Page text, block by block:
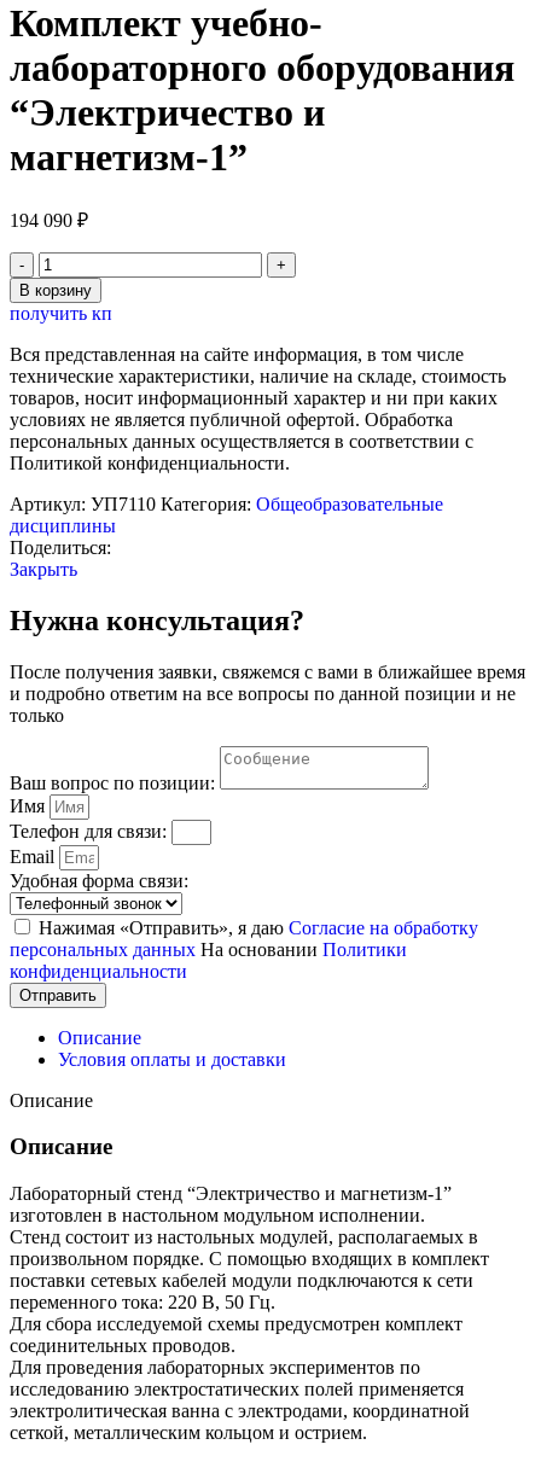
Комплект учебно-
лабораторного оборудования
“Электричество и
магнетизм-1”
194 090 ₽
Количество
товара
Комплект
учебно-
лабораторного
оборудования
"Электричество
и
магнетизм-1"
В корзину
получить кп
Вся представленная на сайте информация, в том числе
технические характеристики, наличие на складе, стоимость
товаров, носит информационный характер и ни при каких
условиях не является публичной офертой. Обработка
персональных данных осуществляется в соответствии с
Политикой конфиденциальности.
Артикул: УП7110 Категория: Общеобразовательные
дисциплины
Поделиться:
Закрыть
Нужна консультация?
После получения заявки, свяжемся с вами в ближайшее время
и подробно ответим на все вопросы по данной позиции и не
только
Ваш вопрос по позиции:
Имя
Телефон для связи:
Email
Удобная форма связи:
Нажимая «Отправить», я даю Согласие на обработку
персональных данных На основании Политики
конфиденциальности
Отправить
Описание
Условия оплаты и доставки
Описание
Описание
Лабораторный стенд “Электричество и магнетизм-1”
изготовлен в настольном модульном исполнении.
Стенд состоит из настольных модулей, располагаемых в
произвольном порядке. С помощью входящих в комплект
поставки сетевых кабелей модули подключаются к сети
переменного тока: 220 В, 50 Гц.
Для сбора исследуемой схемы предусмотрен комплект
соединительных проводов.
Для проведения лабораторных экспериментов по
исследованию электростатических полей применяется
электролитическая ванна с электродами, координатной
сеткой, металлическим кольцом и острием.